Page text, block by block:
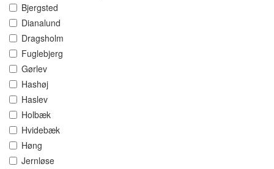
Bjergsted
Dianalund
Dragsholm
Fuglebjerg
Gørlev
Hashøj
Haslev
Holbæk
Hvidebæk
Høng
Jernløse